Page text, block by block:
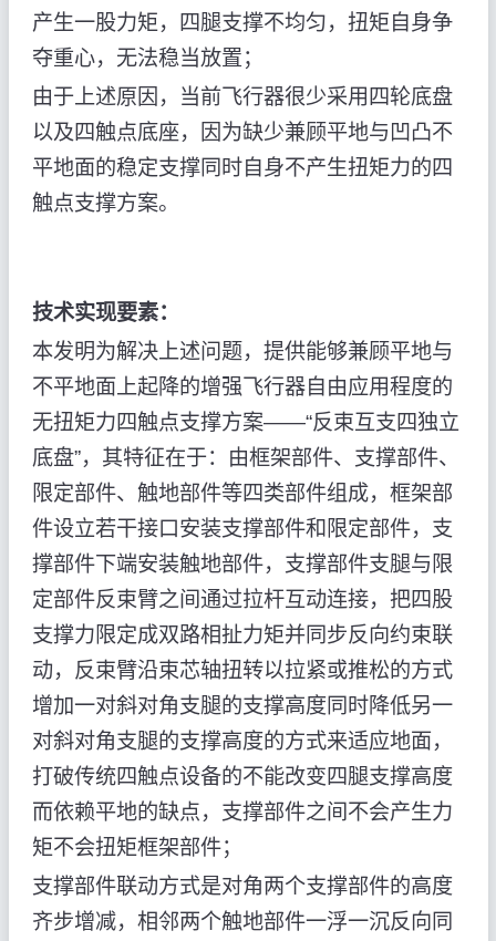
产生一股力矩，四腿支撑不均匀，扭矩自身争
夺重心，无法稳当放置；
由于上述原因，当前飞行器很少采用四轮底盘
以及四触点底座，因为缺少兼顾平地与凹凸不
平地面的稳定支撑同时自身不产生扭矩力的四
触点支撑方案。
技术实现要素：
本发明为解决上述问题，提供能够兼顾平地与
不平地面上起降的增强飞行器自由应用程度的
无扭矩力四触点支撑方案——“反束互支四独立
底盘”，其特征在于：由框架部件、支撑部件、
限定部件、触地部件等四类部件组成，框架部
件设立若干接口安装支撑部件和限定部件，支
撑部件下端安装触地部件，支撑部件支腿与限
定部件反束臂之间通过拉杆互动连接，把四股
支撑力限定成双路相扯力矩并同步反向约束联
动，反束臂沿束芯轴扭转以拉紧或推松的方式
增加一对斜对角支腿的支撑高度同时降低另一
对斜对角支腿的支撑高度的方式来适应地面，
打破传统四触点设备的不能改变四腿支撑高度
而依赖平地的缺点，支撑部件之间不会产生力
矩不会扭矩框架部件；
支撑部件联动方式是对角两个支撑部件的高度
齐步增减，相邻两个触地部件一浮一沉反向同